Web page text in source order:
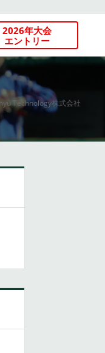
2026年大会
エントリー
Technology株式会社